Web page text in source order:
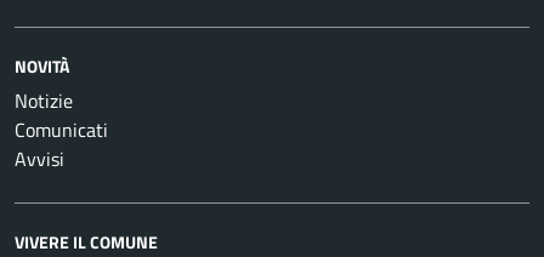
NOVITÀ
Notizie
Comunicati
Avvisi
VIVERE IL COMUNE